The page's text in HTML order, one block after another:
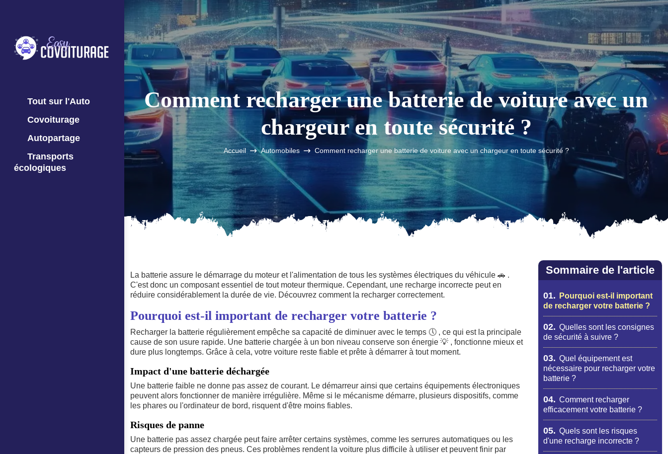
Tout sur l'Auto
Covoiturage
Autopartage
Transports
écologiques
Comment recharger une batterie de voiture avec un
chargeur en toute sécurité ?
Accueil Automobiles Comment recharger une batterie de voiture avec un chargeur en toute sécurité ?
La batterie assure le démarrage du moteur et l'alimentation de tous les systèmes électriques du véhicule 🚗 .
C'est donc un composant essentiel de tout moteur thermique. Cependant, une recharge incorrecte peut en
réduire considérablement la durée de vie. Découvrez comment la recharger correctement.
Pourquoi est-il important de recharger votre batterie ?
Recharger la batterie régulièrement empêche sa capacité de diminuer avec le temps 🕔 , ce qui est la principale
cause de son usure rapide. Une batterie chargée à un bon niveau conserve son énergie 💡 , fonctionne mieux et
dure plus longtemps. Grâce à cela, votre voiture reste fiable et prête à démarrer à tout moment.
Impact d'une batterie déchargée
Une batterie faible ne donne pas assez de courant. Le démarreur ainsi que certains équipements électroniques
peuvent alors fonctionner de manière irrégulière. Même si le mécanisme démarre, plusieurs dispositifs, comme
les phares ou l'ordinateur de bord, risquent d'être moins fiables.
Risques de panne
Une batterie pas assez chargée peut faire arrêter certains systèmes, comme les serrures automatiques ou les
capteurs de pression des pneus. Ces problèmes rendent la voiture plus difficile à utiliser et peuvent finir par
Sommaire de l'article
01.
Pourquoi est-il important
de recharger votre batterie ?
02. Quelles sont les consignes
de sécurité à suivre ?
03. Quel équipement est
nécessaire pour recharger votre
batterie ?
04. Comment recharger
efficacement votre batterie ?
05. Quels sont les risques
d'une recharge incorrecte ?